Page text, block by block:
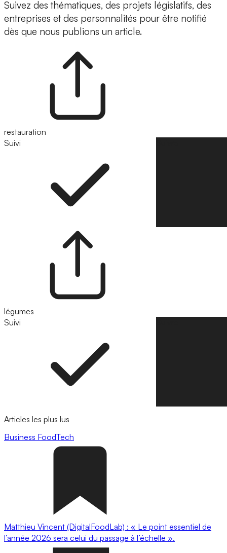
Suivez des thématiques, des projets législatifs, des
entreprises et des personnalités pour être notifié
dès que nous publions un article.
restauration
Suivi
légumes
Suivi
Articles les plus lus
Business FoodTech
Matthieu Vincent (DigitalFoodLab) : « Le point essentiel de
l’année 2026 sera celui du passage à l’échelle ».